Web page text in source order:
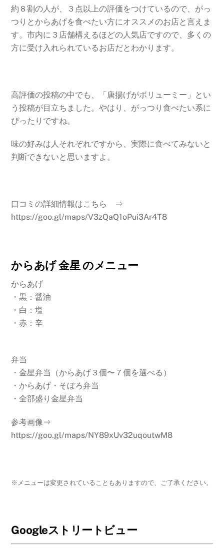
約８割の人が、３点以上の評価をつけているので、がっ
つりとからあげを食べたい方にオススメのお店と言えま
す。市内に３店舗構えるほどの人気店ですので、多くの
方に受け入れられているお店だとわかります。
高評価の投稿の中でも、「唐揚げがボリューミー」とい
う投稿が目立ちました。やはり、がっつり食べたい系に
ぴったりですね。
味の好みは人それぞれですから、実際に食べてみないと
判断できないと思いますよ。
口コミの詳細情報はこちら ⇒
https://goo.gl/maps/V3zQaQ1oPui3Ar4T8
からあげ 金星 のメニュー
からあげ
・黒：醤油
・白：塩
・赤：辛
弁当
・金星弁当（からあげ３個〜７個を選べる）
・からあげ・そぼろ弁当
・全部盛り金星弁当
参考画像⇒
https://goo.gl/maps/NY89xUv32uqoutwM8
※メニューは変更されていることもありますので、ご了承ください。
Googleストリートビュー